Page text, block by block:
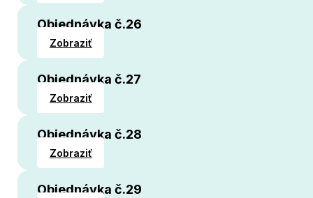
Objednávka č.26
Zobraziť
Objednávka č.27
Zobraziť
Objednávka č.28
Zobraziť
Objednávka č.29